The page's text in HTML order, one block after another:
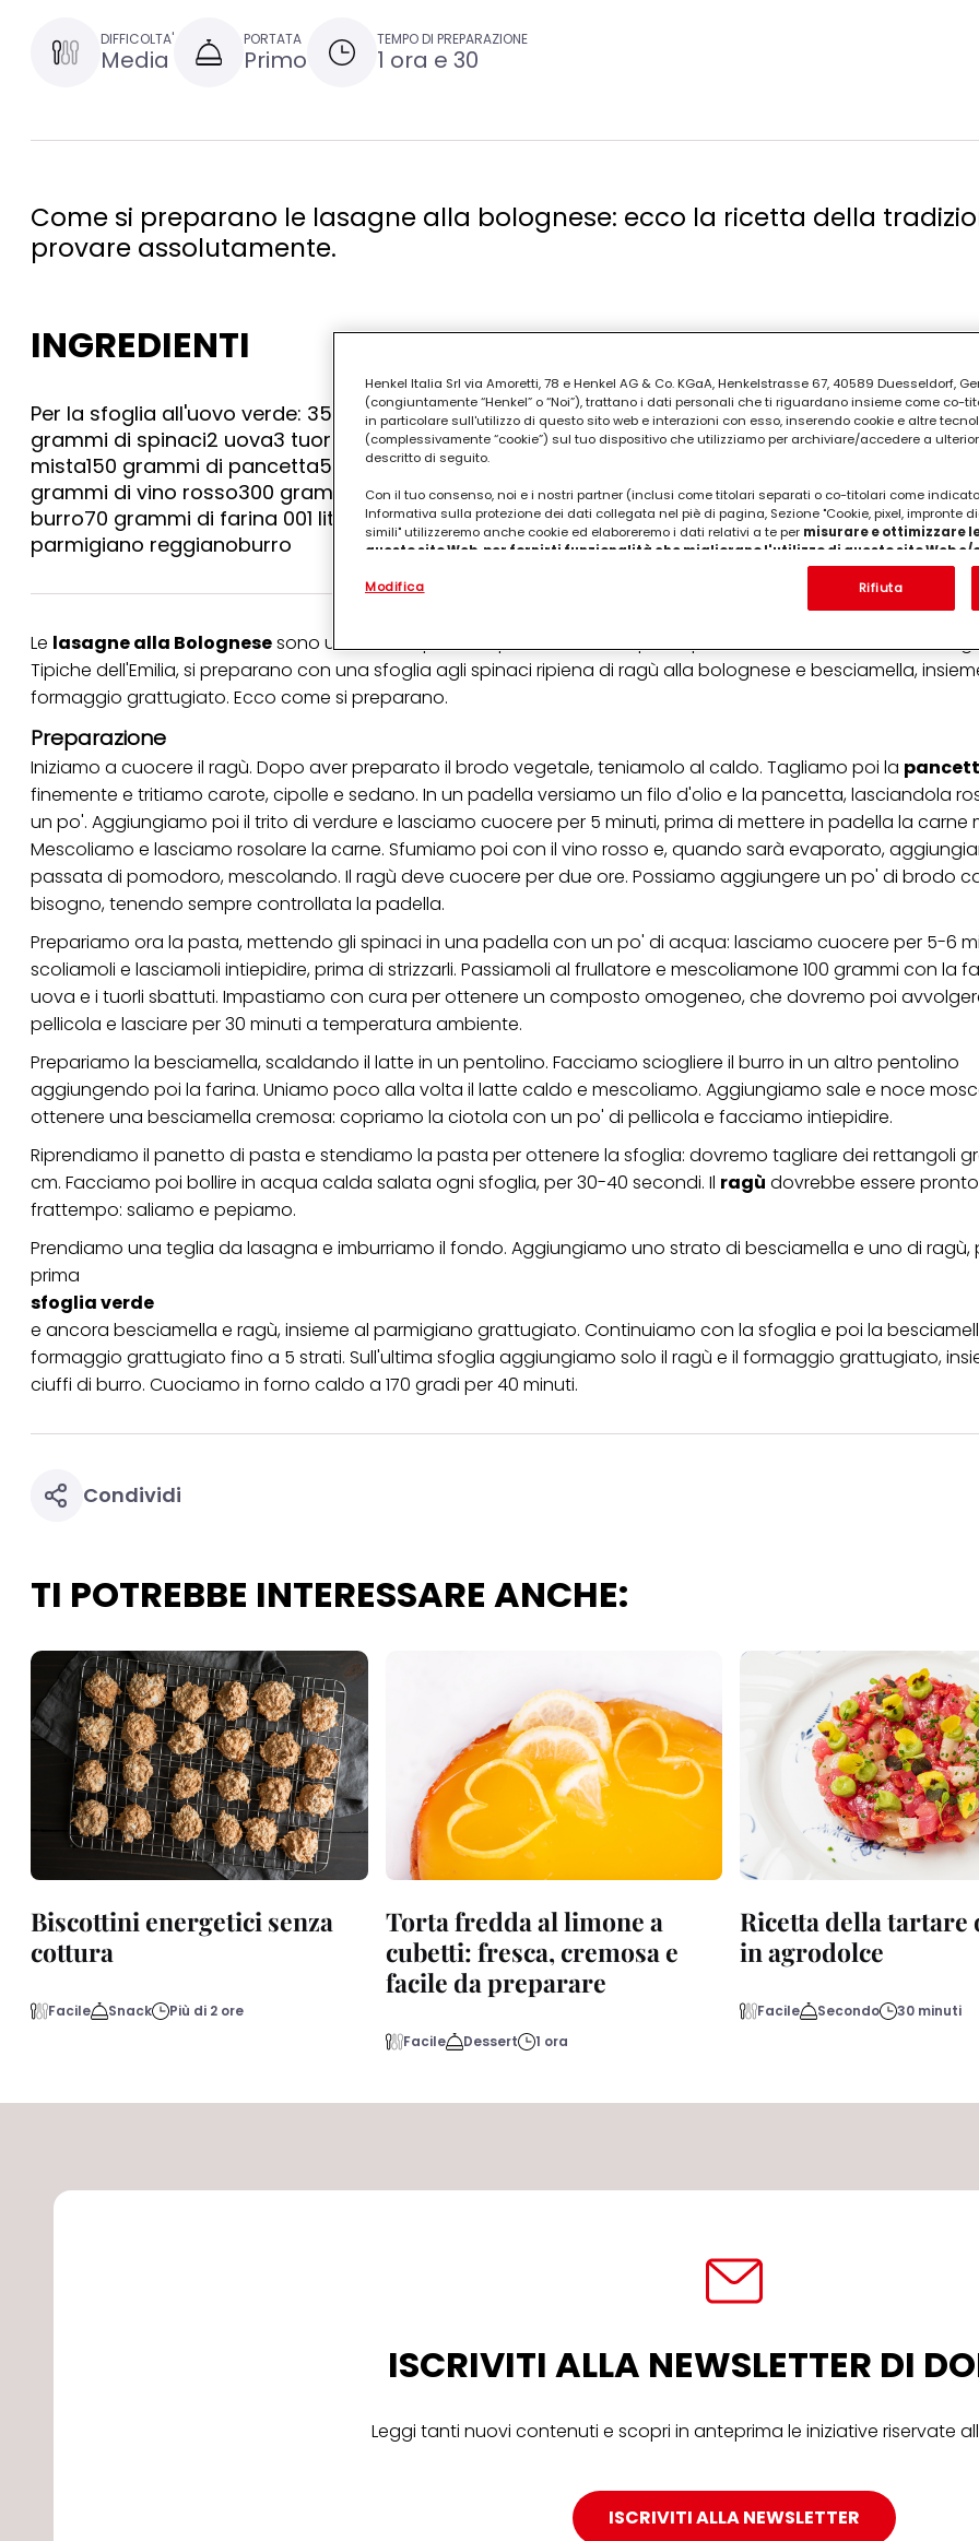
DIFFICOLTA'
Media
PORTATA
Primo
TEMPO DI PREPARAZIONE
1 ora e 30
Come si preparano le lasagne alla bolognese: ecco la ricetta della
provare assolutamente.
INGREDIENTI
Per la sfoglia all'uovo verde: 350 grammi di semola di grano duro rimacinata150 grammi di
grammi di spinaci2 uova3 tuorli Per il ragù alla bolognese: 300 grammi di carne bovina
mista150 grammi di pancetta50 grammi di carote50 grammi di sedano50 grammi di cipolle
grammi di vino rosso300 grammi di passata di pomodorobrodo vegetale Per la besciamella 70
burro70 grammi di farina 001 litro di latte interonoce moscatasale fino Per condire 270 grammi
parmigiano reggianoburro
Le lasagne alla Bolognesesono una ricetta perfetta per chi vuole un primo piatto della tradizione davvero
Tipiche dell'Emilia, si preparano con una sfoglia agli spinaci ripiena di ragù alla bolognese e besciamella,
formaggio grattugiato. Ecco come si preparano.
Preparazione
Iniziamo a cuocere il ragù. Dopo aver preparato il brodo vegetale, teniamolo al caldo. Tagliamo poi la
finemente e tritiamo carote, cipolle e sedano. In un padella versiamo un filo d'olio e la pancetta, lasciandola
un po'. Aggiungiamo poi il trito di verdure e lasciamo cuocere per 5 minuti, prima di mettere in padella la carne
Mescoliamo e lasciamo rosolare la carne. Sfumiamo poi con il vino rosso e, quando sarà evaporato,
passata di pomodoro, mescolando. Il ragù deve cuocere per due ore. Possiamo aggiungere un po' di brodo
bisogno, tenendo sempre controllata la padella.
Prepariamo ora la pasta, mettendo gli spinaci in una padella con un po' di acqua: lasciamo cuocere per 5-6
scoliamoli e lasciamoli intiepidire, prima di strizzarli. Passiamoli al frullatore e mescoliamone 100 grammi con la
uova e i tuorli sbattuti. Impastiamo con cura per ottenere un composto omogeneo, che dovremo poi
pellicola e lasciare per 30 minuti a temperatura ambiente.
Prepariamo la besciamella, scaldando il latte in un pentolino. Facciamo sciogliere il burro in un altro pentolino
aggiungendo poi la farina. Uniamo poco alla volta il latte caldo e mescoliamo. Aggiungiamo sale e noce
ottenere una besciamella cremosa: copriamo la ciotola con un po' di pellicola e facciamo intiepidire.
Riprendiamo il panetto di pasta e stendiamo la pasta per ottenere la sfoglia: dovremo tagliare dei rettangoli
cm. Facciamo poi bollire in acqua calda salata ogni sfoglia, per 30-40 secondi. Il ragù dovrebbe essere
frattempo: saliamo e pepiamo.
Prendiamo una teglia da lasagna e imburriamo il fondo. Aggiungiamo uno strato di besciamella e uno di ragù,
prima
sfoglia verde
e ancora besciamella e ragù, insieme al parmigiano grattugiato. Continuiamo con la sfoglia e poi la
formaggio grattugiato fino a 5 strati. Sull'ultima sfoglia aggiungiamo solo il ragù e il formaggio grattugiato,
ciuffi di burro. Cuociamo in forno caldo a 170 gradi per 40 minuti.
Condividi
TI POTREBBE INTERESSARE ANCHE:
Biscottini energetici senza
cottura
Facile Snack Più di 2 ore
Torta fredda al limone a
cubetti: fresca, cremosa e
facile da preparare
Facile Dessert 1 ora
Ricetta della tartare
in agrodolce
Facile Secondo 30 minuti
ISCRIVITI ALLA NEWSLETTER DI
Leggi tanti nuovi contenuti e scopri in anteprima le iniziative riservate
ISCRIVITI ALLA NEWSLETTER
Henkel Italia Srl via Amoretti, 78 e Henkel AG & Co. KGaA, Henkelstrasse 67, 40589 Duesseldorf,
(congiuntamente “Henkel” o “Noi”), trattano i dati personali che ti riguardano insieme come co-
in particolare sull'utilizzo di questo sito web e interazioni con esso, inserendo cookie e altre
(complessivamente “cookie”) sul tuo dispositivo che utilizziamo per archiviare/accedere a
descritto di seguito.
Con il tuo consenso, noi e i nostri partner (inclusi come titolari separati o co-titolari come
Informativa sulla protezione dei dati collegata nel piè di pagina, Sezione "Cookie, pixel, impronte
simili" utilizzeremo anche cookie ed elaboreremo i dati relativi a te per misurare e ottimizzare
questo sito Web, per fornirti funzionalità che migliorano l'utilizzo di questo sito Web e/
. Analizzeremo il tuo utilizzo di questo sito Web e le tue interazioni commerciali
(rispettivamente dell'azienda per cui lavori) per) e su tale base tracciare i tuoi acquisti dei nostri
terzi, conservare le nostre informazioni sulle entità commerciali e creare profili individuali su di te
identificati) su questo sito web e altri media (di terzi) tramite i dispositivi assegnati a te o alla tua
misurare e ottimizzare il successo delle campagne pubblicitarie.
collegata nel piè di pagina. Per ulteriori informazioni sui cookie utilizzati su questo sito Web, in
periodo di conservazione, consultare le informazioni dettagliate su ciascun cookie disponibili
"modifica" di seguito".
Se fai clic su "Modifica" potrai trovare maggiori informazioni sul trattamento dei tuoi dati / sull'uso
per uno o più degli scopi sopra menzionati. Cliccando su "Accetta tutto", acconsenti all'uso dei
tuoi dati personali per tutte le finalità sopra indicate. Se fai clic su "Rifiuta", verranno utilizzati solo i
necessari per fornirti questo sito web.
Modifica Rifiuta